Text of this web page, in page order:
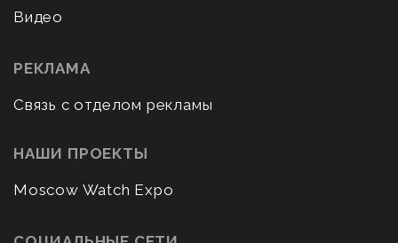
Видео
РЕКЛАМА
Связь с отделом рекламы
НАШИ ПРОЕКТЫ
Moscow Watch Expo